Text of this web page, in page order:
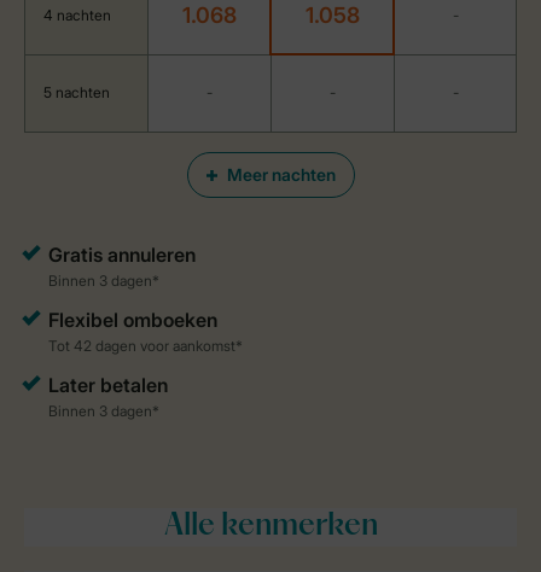
Meer nachten
4 nachten 1.068 1.058 -
5 nachten - - -
Alle kenmerken